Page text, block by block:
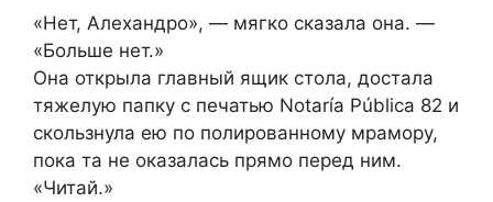
«Нет, Алехандро», — мягко сказала она. —
«Больше нет.»
Она открыла главный ящик стола, достала
тяжелую папку с печатью Notaría Pública 82 и
скользнула ею по полированному мрамору,
пока та не оказалась прямо перед ним.
«Читай.»